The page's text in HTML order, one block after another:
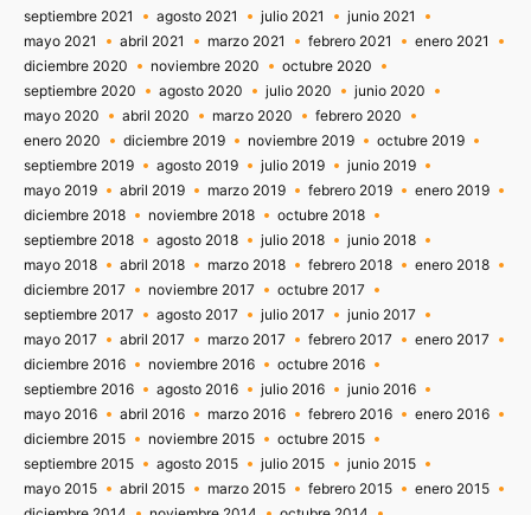
septiembre 2021
agosto 2021 julio 2021
junio 2021
mayo 2021
abril 2021 marzo 2021 febrero 2021
enero 2021
diciembre 2020
noviembre 2020
octubre 2020
septiembre 2020
agosto 2020 julio 2020
junio 2020
mayo 2020
abril 2020 marzo 2020
febrero 2020
enero 2020
diciembre 2019 noviembre 2019
octubre 2019
septiembre 2019
agosto 2019 julio 2019
junio 2019
mayo 2019
abril 2019 marzo 2019 febrero 2019
enero 2019
diciembre 2018
noviembre 2018
octubre 2018
septiembre 2018
agosto 2018 julio 2018
junio 2018
mayo 2018
abril 2018 marzo 2018 febrero 2018
enero 2018
diciembre 2017
noviembre 2017
octubre 2017
septiembre 2017
agosto 2017 julio 2017
junio 2017
mayo 2017
abril 2017 marzo 2017 febrero 2017
enero 2017
diciembre 2016
noviembre 2016
octubre 2016
septiembre 2016
agosto 2016 julio 2016
junio 2016
mayo 2016
abril 2016 marzo 2016 febrero 2016
enero 2016
diciembre 2015
noviembre 2015
octubre 2015
septiembre 2015
agosto 2015 julio 2015
junio 2015
mayo 2015
abril 2015 marzo 2015 febrero 2015
enero 2015